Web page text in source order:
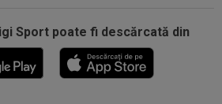
Sport poate fi descărcată din
după ce Universitatea
în...